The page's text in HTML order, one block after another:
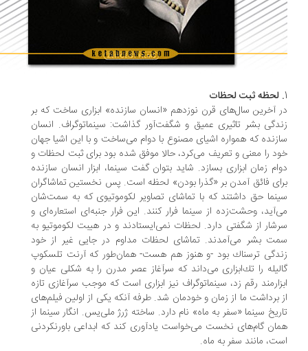
لحظه ثبت لحظات
آخرین سال‌های قرن نوزدهم «انسان سازنده» ابزاری ساخت كه بر
بشر تاثیری عمیق و شگفت‌آور گذاشت: سینماتوگراف. انسان
كه همواره اشیای مصنوع با دوام می‌ساخت و با این اشیا جهان
را معنی و تعریف می‌كرد، حالا موفق شده بود برای ثبت لحظات و
زمان ابزاری بسازد. شاید بتوان گفت سینما، ابزار انسان سازنده
فائق آمدن بر «گذرا بودن» لحظه است. پس نخستین تماشاگران
حق داشتند كه با تماشای تصاویر لكوموتیوی كه به سمت‌شان
وحشت‌زده از سینما فرار كنند. این فرار جنبه‌ای استعاره‌ای و
از شگفتی دارد. لحظات نمی‌ایستادند و در هیبت لكوموتیو به
بشر می‌آمدند. تماشای لحظات مداوم در جایی غیر از خود
ترسناك بود -و هنوز هم هست- همان‌طور كه آرنت تلسكوپ
را تك‌ابزاری می‌داند كه سرآغاز عصر مدرن را به شكلی عیان و
رقم زد، سینماتوگراف نیز ابزاری است كه موجب سرآغازی تازه
برداشت ما از زمان و خودمان شد. طرفه آنكه یكی از اولین فیلم‌های
سینما «سفر به ماه» نام دارد. ساخته ژرژ ملی‌یس. انگار سینما از
گام‌های نخست می‌خواست یادآوری كند كه ابداعی باورنكردنی
مانند سفر به ماه.